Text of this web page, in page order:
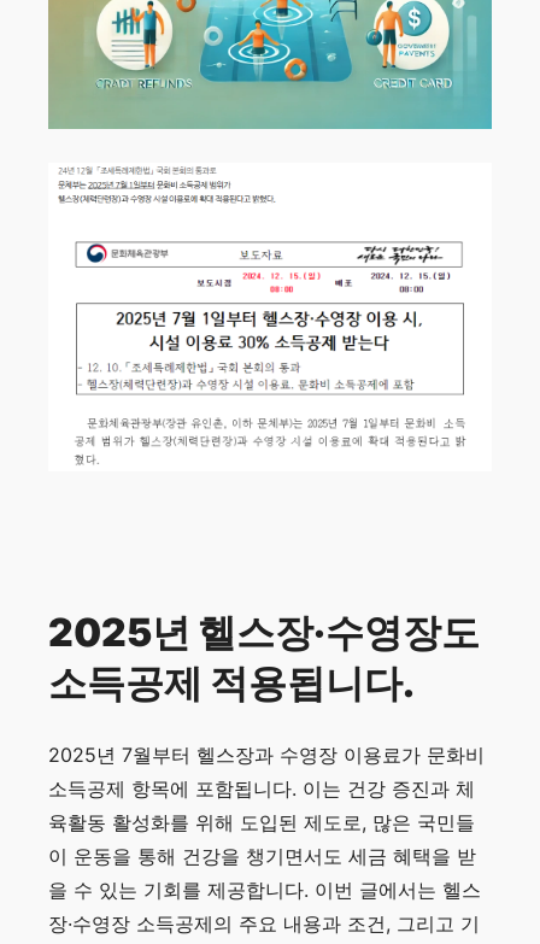
2025년 헬스장·수영장도
소득공제 적용됩니다.
2025년 7월부터 헬스장과 수영장 이용료가 문화비
소득공제 항목에 포함됩니다. 이는 건강 증진과 체
육활동 활성화를 위해 도입된 제도로, 많은 국민들
이 운동을 통해 건강을 챙기면서도 세금 혜택을 받
을 수 있는 기회를 제공합니다. 이번 글에서는 헬스
장·수영장 소득공제의 주요 내용과 조건, 그리고 기